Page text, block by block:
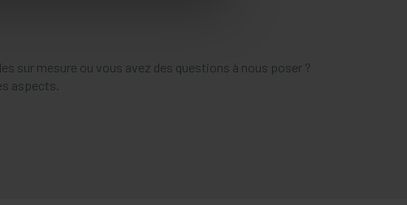
sur mesure ou vous avez des questions à nous poser ?
aspects.